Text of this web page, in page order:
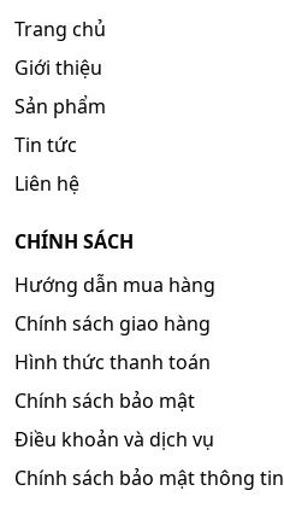
Trang chủ
Giới thiệu
Sản phẩm
Tin tức
Liên hệ
CHÍNH SÁCH
Hướng dẫn mua hàng
Chính sách giao hàng
Hình thức thanh toán
Chính sách bảo mật
Điều khoản và dịch vụ
Chính sách bảo mật thông tin